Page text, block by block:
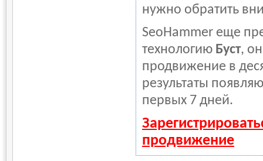
нужно обратить
SeoHammer еще
технологию Буст,
продвижение в
результаты
первых 7 дней.
продвижение